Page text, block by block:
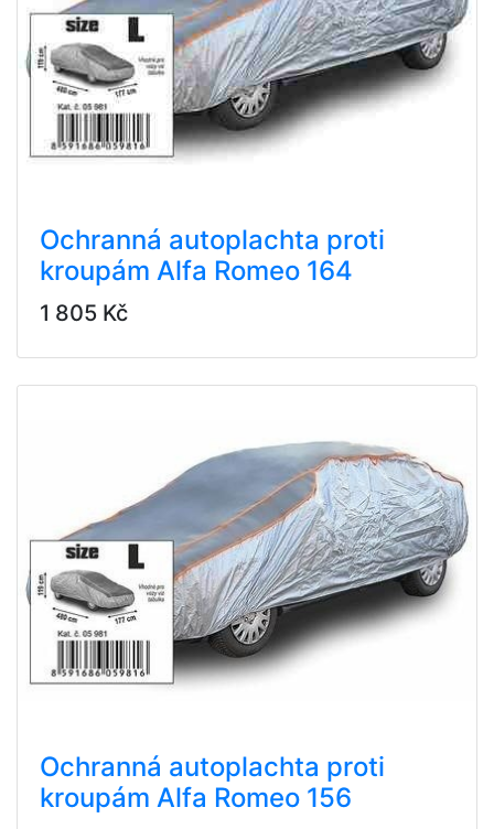
Ochranná autoplachta proti
kroupám Alfa Romeo 164
1 805 Kč
Ochranná autoplachta proti
kroupám Alfa Romeo 156